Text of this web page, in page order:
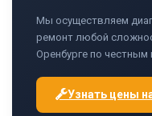
Мы осуществляем
ремонт любой
Оренбурге по честным
Узнать цены